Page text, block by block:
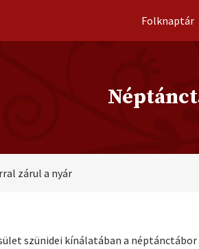
Folknaptár
zárul a nyár
szünidei kínálatában a